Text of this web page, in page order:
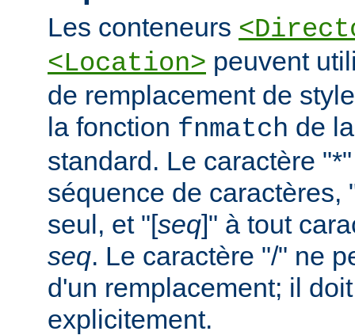
Les conteneurs
<Location> peuvent
de remplacement de
la fonction fnmatch de
standard. Le caractère
séquence de caractères,
seul, et "[seq]" à tout
seq. Le caractère "/" ne
d'un remplacement; il
explicitement.